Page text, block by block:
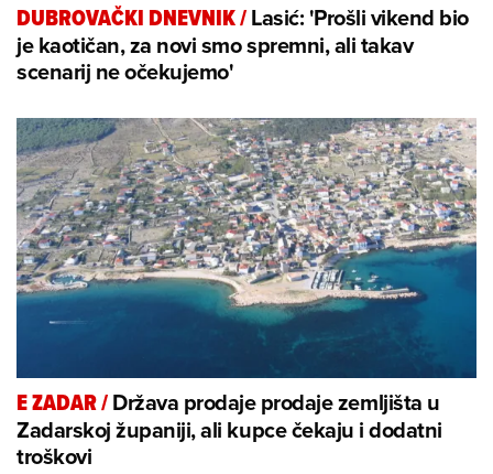
DUBROVAČKI DNEVNIK/Lasić: 'Prošli vikend bio
je kaotičan, za novi smo spremni, ali takav
scenarij ne očekujemo'
E ZADAR/Država prodaje prodaje zemljišta u
Zadarskoj županiji, ali kupce čekaju i dodatni
troškovi